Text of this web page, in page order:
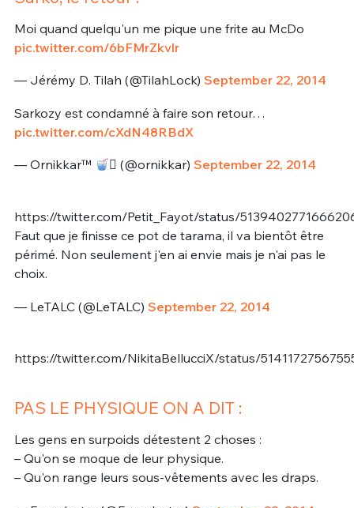
Moi quand quelqu'un me pique une frite au McDo
pic.twitter.com/6bFMrZkvlr
— Jérémy D. Tilah (@TilahLock) September 22, 2014
Sarkozy est condamné à faire son retour…
pic.twitter.com/cXdN48RBdX
— Ornikkar™  (@ornikkar) September 22, 2014
https://twitter.com/Petit_Fayot/status/
Faut que je finisse ce pot de tarama, il va bientôt être
périmé. Non seulement j'en ai envie mais je n'ai pas le
choix.
— LeTALC (@LeTALC) September 22, 2014
https://twitter.com/NikitaBellucciX/status/
PAS LE PHYSIQUE ON A DIT :
Les gens en surpoids détestent 2 choses :
– Qu'on se moque de leur physique.
– Qu'on range leurs sous-vêtements avec les draps.